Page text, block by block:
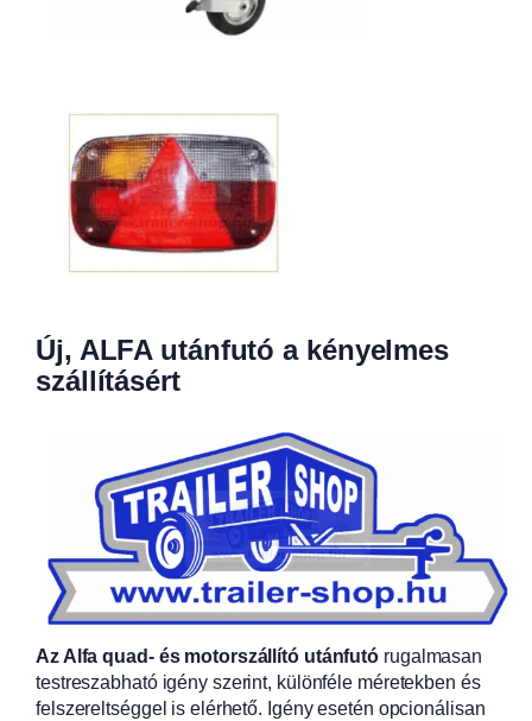
Új, ALFA utánfutó a kényelmes
szállításért
Az Alfa quad- és motorszállító utánfutó rugalmasan
testreszabható igény szerint, különféle méretekben és
felszereltséggel is elérhető. Igény esetén opcionálisan